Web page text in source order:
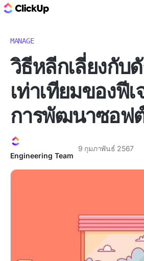
MANAGE
วิธีหลีกเลี่ยงกับ
เท่าเทียมของฟีเ
การพัฒนาซอฟ
Engineering Team
9 กุมภาพันธ์ 2567